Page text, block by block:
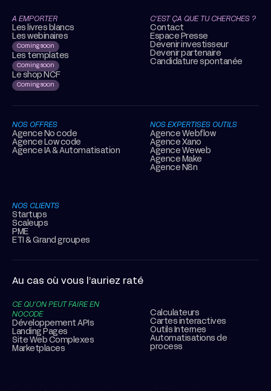
A EMPORTER
Les livres blancs
Les webinaires
Coming soon
Les templates
Coming soon
Le shop NCF
Coming soon
C’EST ÇA QUE TU CHERCHES ?
Contact
Espace Presse
Devenir investisseur
Devenir partenaire
Candidature spontanée
NOS OFFRES
Agence No code
Agence Low code
Agence IA & Automatisation
NOS EXPERTISES OUTILS
Agence Webflow
Agence Xano
Agence Weweb
Agence Make
Agence N8n
NOS CLIENTS
Startups
Scaleups
PME
ETI & Grand groupes
Au cas où vous l’auriez raté
CE QU’ON PEUT FAIRE EN
NOCODE
Développement APIs
Landing Pages
Site Web Complexes
Marketplaces
Calculateurs
Cartes interactives
Outils Internes
Automatisations de
process